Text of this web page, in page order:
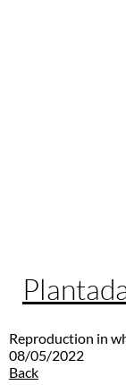
Reproduction in
08/05/2022
Back